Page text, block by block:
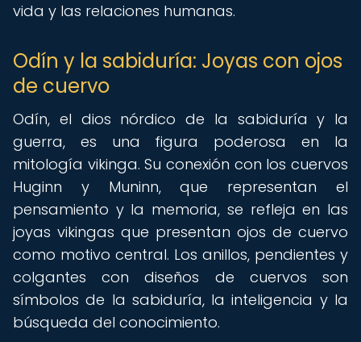
vida y las relaciones humanas.
Odín y la sabiduría: Joyas con ojos
de cuervo
Odín, el dios nórdico de la sabiduría y la
guerra, es una figura poderosa en la
mitología vikinga. Su conexión con los cuervos
Huginn y Muninn, que representan el
pensamiento y la memoria, se refleja en las
joyas vikingas que presentan ojos de cuervo
como motivo central. Los anillos, pendientes y
colgantes con diseños de cuervos son
símbolos de la sabiduría, la inteligencia y la
búsqueda del conocimiento.